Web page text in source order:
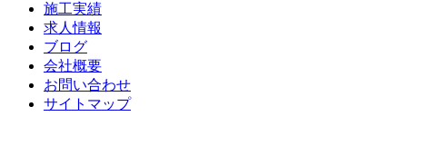
施工実績
求人情報
ブログ
会社概要
お問い合わせ
サイトマップ